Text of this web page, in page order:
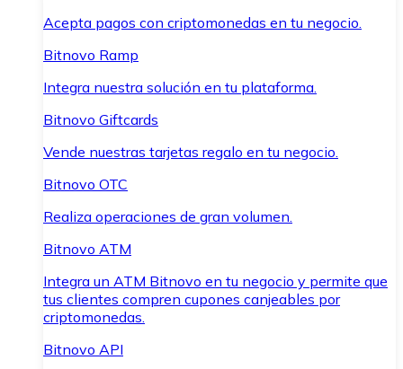
Acepta pagos con criptomonedas en tu negocio.
Bitnovo Ramp
Integra nuestra solución en tu plataforma.
Bitnovo Giftcards
Vende nuestras tarjetas regalo en tu negocio.
Bitnovo OTC
Realiza operaciones de gran volumen.
Bitnovo ATM
Integra un ATM Bitnovo en tu negocio y permite que
tus clientes compren cupones canjeables por
criptomonedas.
Bitnovo API